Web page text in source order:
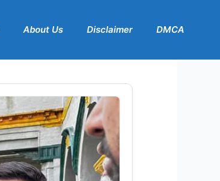
About Us Disclaimer DMCA